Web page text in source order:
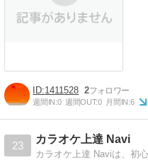
1411528 2
週間IN:0 週間OUT:0 月間IN:6
23
カラオケ上達 Navi